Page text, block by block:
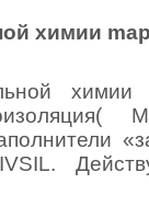
химии
химии